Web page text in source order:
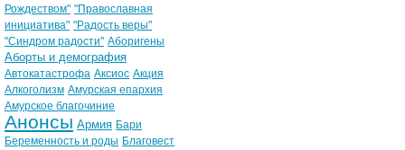
Рождеством" "Православная
инициатива" "Радость веры"
"Синдром радости" Аборигены
Аборты и демография
Автокатастрофа Аксиос Акция
Алкоголизм Амурская епархия
Амурское благочиние
Анонсы Армия Бари
Беременность и роды Благовест